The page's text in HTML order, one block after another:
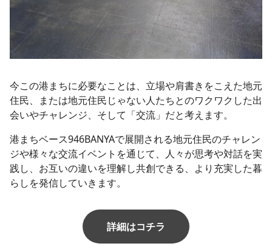
今この港まちに必要なことは、立場や肩書きをこえた地元
住民、または地元住民じゃない人たちとのワクワクした出
会いやチャレンジ、そして「交流」だと考えます。
港まちベース946BANYAで展開される地元住民のチャレン
ジや様々な交流イベントを通じて、人々が思考や対話を実
践し、お互いの違いを理解し共創できる、より充実した暮
らしを発信していきます。
詳細はコチラ